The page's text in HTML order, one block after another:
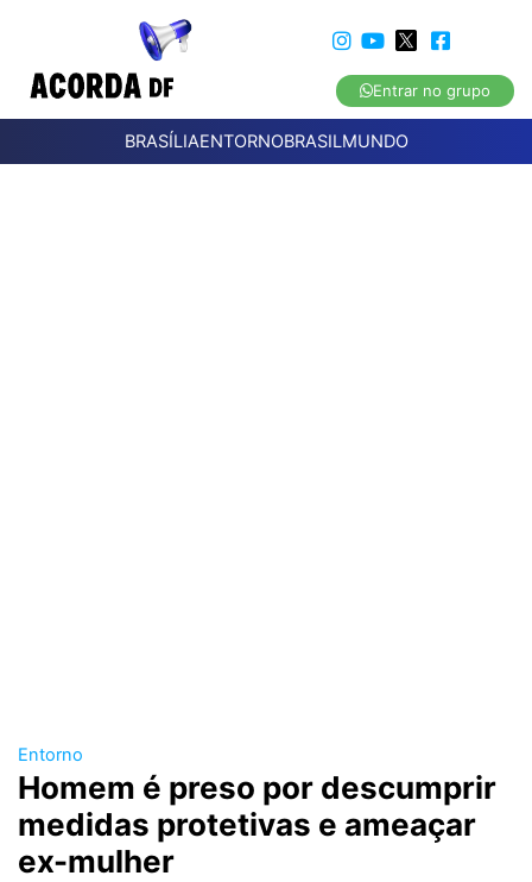
Entrar no grupo
BRASÍLIAENTORNOBRASILMUNDO
Entorno
Homem é preso por descumprir
medidas protetivas e ameaçar
ex-mulher